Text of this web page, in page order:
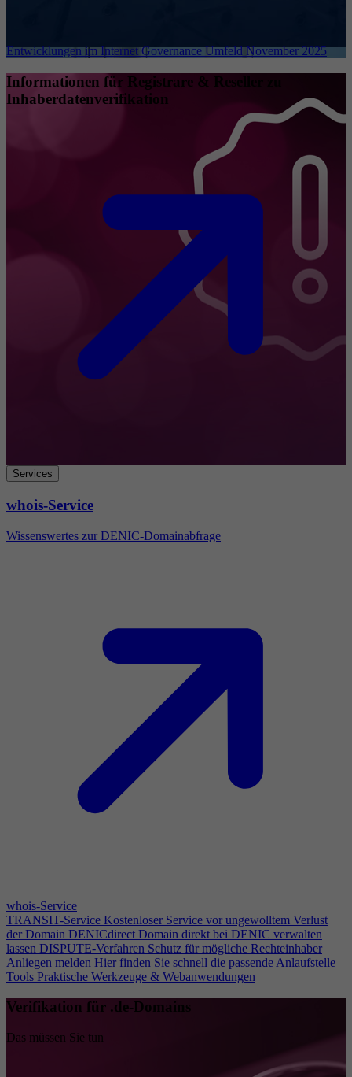
Entwicklungen im Internet Governance Umfeld November 2025
Informationen für Registrare & Reseller zu
Inhaberdatenverifikation
Services
whois-Service
Wissenswertes zur DENIC-Domainabfrage
whois-Service
TRANSIT-Service Kostenloser Service vor ungewolltem Verlust
der Domain DENICdirect Domain direkt bei DENIC verwalten
lassen DISPUTE-Verfahren Schutz für mögliche Rechteinhaber
Anliegen melden Hier finden Sie schnell die passende Anlaufstelle
Tools Praktische Werkzeuge & Webanwendungen
Verifikation für .de-Domains
Das müssen Sie tun